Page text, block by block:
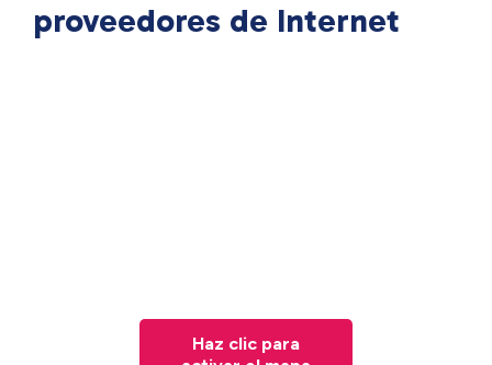
proveedores de Internet
Haz clic para